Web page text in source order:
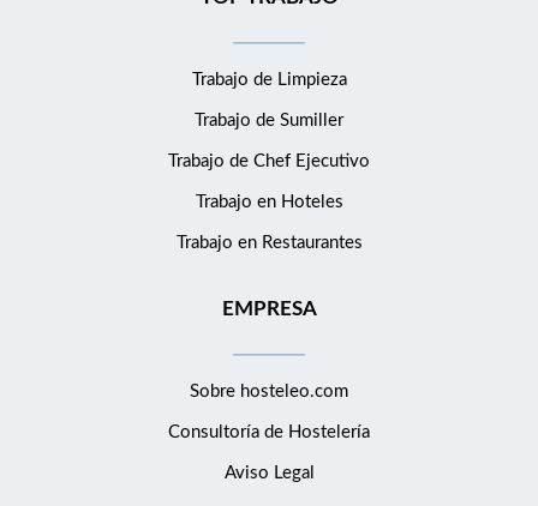
Trabajo de Limpieza
Trabajo de Sumiller
Trabajo de Chef Ejecutivo
Trabajo en Hoteles
Trabajo en Restaurantes
EMPRESA
Sobre hosteleo.com
Consultoría de Hostelería
Aviso Legal